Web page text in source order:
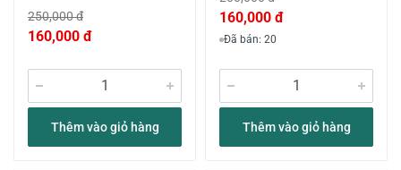
250,000 đ
160,000 đ
Thêm vào giỏ hàng
160,000 đ
Đã bán: 20
Thêm vào giỏ hàng